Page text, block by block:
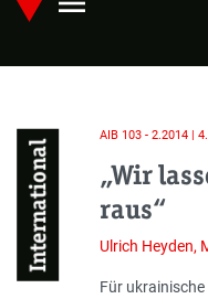
Skip
main
International
AIB 103 - 2.2014 |
„Wir
raus“
Ulrich Heyden,
Einleitung
Für